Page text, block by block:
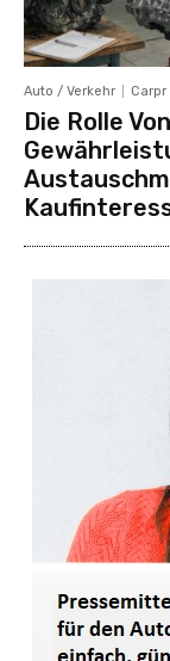
Auto / Verkehr Carpr
Die Rolle